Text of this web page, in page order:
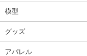
模型
グッズ
アパレル